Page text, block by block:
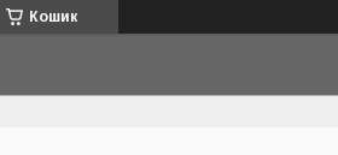
Кошик